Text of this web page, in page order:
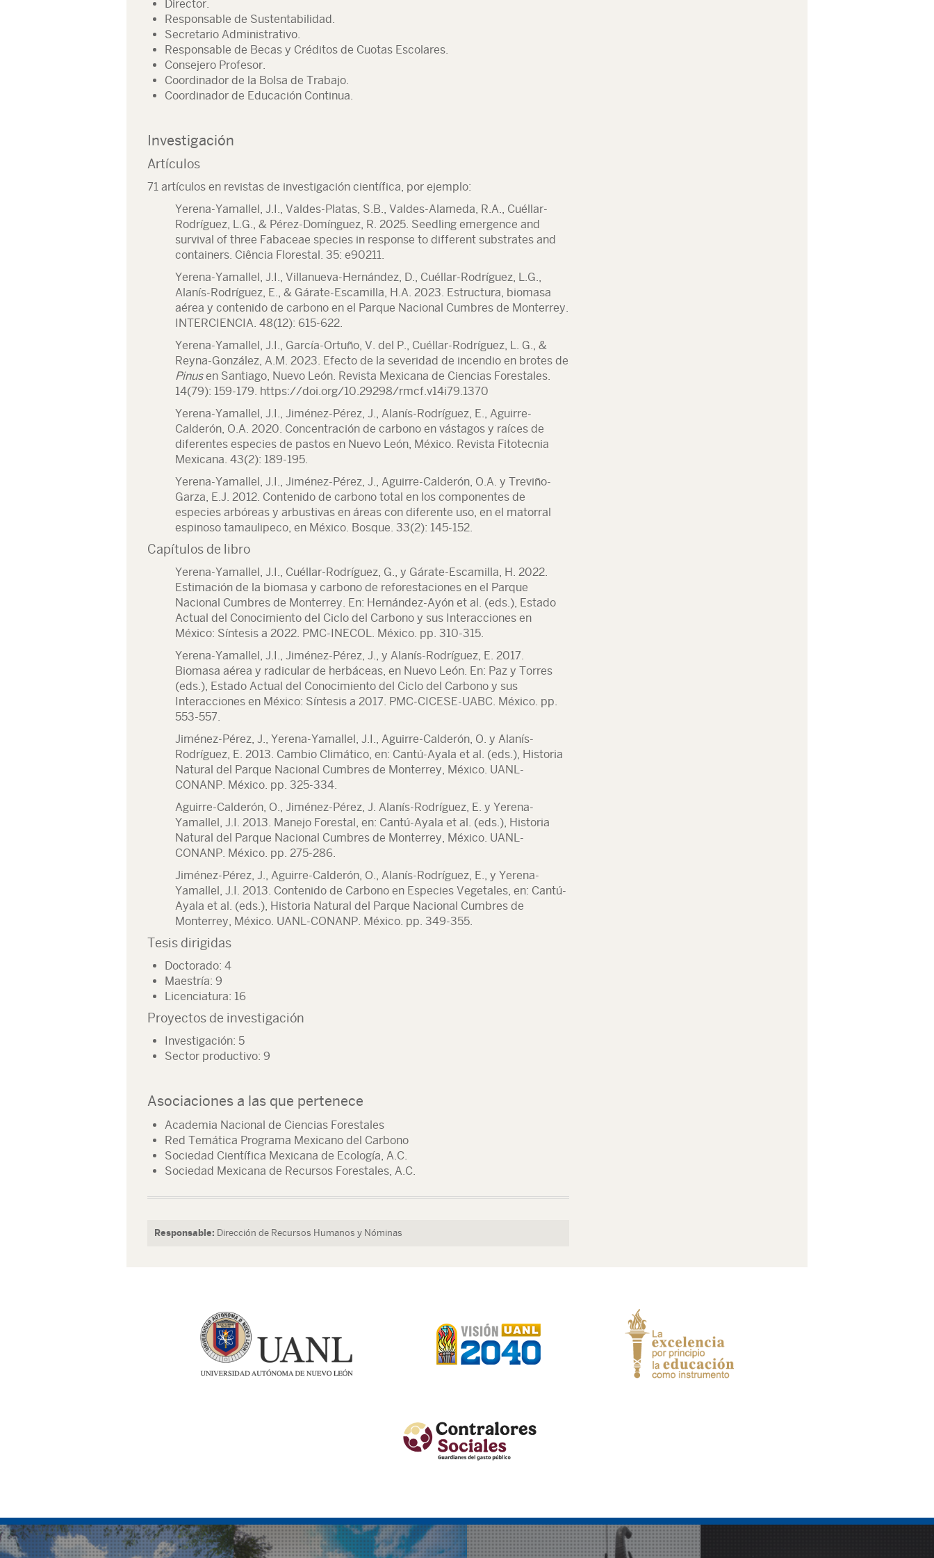
Director.
Responsable de Sustentabilidad.
Secretario Administrativo.
Responsable de Becas y Créditos de Cuotas Escolares.
Consejero Profesor.
Coordinador de la Bolsa de Trabajo.
Coordinador de Educación Continua.
Investigación
Artículos
71 artículos en revistas de investigación científica, por ejemplo:
Yerena-Yamallel, J.I., Valdes-Platas, S.B., Valdes-Alameda, R.A., Cuéllar-
Rodríguez, L.G., & Pérez-Domínguez, R. 2025. Seedling emergence and
survival of three Fabaceae species in response to different substrates and
containers. Ciência Florestal. 35: e90211.
Yerena-Yamallel, J.I., Villanueva-Hernández, D., Cuéllar-Rodríguez, L.G.,
Alanís-Rodríguez, E., & Gárate-Escamilla, H.A. 2023. Estructura, biomasa
aérea y contenido de carbono en el Parque Nacional Cumbres de Monterrey.
INTERCIENCIA. 48(12): 615-622.
Yerena-Yamallel, J.I., García-Ortuño, V. del P., Cuéllar-Rodríguez, L. G., &
Reyna-González, A.M. 2023. Efecto de la severidad de incendio en brotes de
Pinusen Santiago, Nuevo León. Revista Mexicana de Ciencias Forestales.
14(79): 159-179. https://doi.org/10.29298/rmcf.v14i79.1370
Yerena-Yamallel, J.I., Jiménez-Pérez, J., Alanís-Rodríguez, E., Aguirre-
Calderón, O.A. 2020. Concentración de carbono en vástagos y raíces de
diferentes especies de pastos en Nuevo León, México. Revista Fitotecnia
Mexicana. 43(2): 189-195.
Yerena-Yamallel, J.I., Jiménez-Pérez, J., Aguirre-Calderón, O.A. y Treviño-
Garza, E.J. 2012. Contenido de carbono total en los componentes de
especies arbóreas y arbustivas en áreas con diferente uso, en el matorral
espinoso tamaulipeco, en México. Bosque. 33(2): 145-152.
Capítulos de libro
Yerena-Yamallel, J.I., Cuéllar-Rodríguez, G., y Gárate-Escamilla, H. 2022.
Estimación de la biomasa y carbono de reforestaciones en el Parque
Nacional Cumbres de Monterrey. En: Hernández-Ayón et al. (eds.), Estado
Actual del Conocimiento del Ciclo del Carbono y sus Interacciones en
México: Síntesis a 2022. PMC-INECOL. México. pp. 310-315.
Yerena-Yamallel, J.I., Jiménez-Pérez, J., y Alanís-Rodríguez, E. 2017.
Biomasa aérea y radicular de herbáceas, en Nuevo León. En: Paz y Torres
(eds.), Estado Actual del Conocimiento del Ciclo del Carbono y sus
Interacciones en México: Síntesis a 2017. PMC-CICESE-UABC. México. pp.
553-557.
Jiménez-Pérez, J., Yerena-Yamallel, J.I., Aguirre-Calderón, O. y Alanís-
Rodríguez, E. 2013. Cambio Climático, en: Cantú-Ayala et al. (eds.), Historia
Natural del Parque Nacional Cumbres de Monterrey, México. UANL-
CONANP. México. pp. 325-334.
Aguirre-Calderón, O., Jiménez-Pérez, J. Alanís-Rodríguez, E. y Yerena-
Yamallel, J.I. 2013. Manejo Forestal, en: Cantú-Ayala et al. (eds.), Historia
Natural del Parque Nacional Cumbres de Monterrey, México. UANL-
CONANP. México. pp. 275-286.
Jiménez-Pérez, J., Aguirre-Calderón, O., Alanís-Rodríguez, E., y Yerena-
Yamallel, J.I. 2013. Contenido de Carbono en Especies Vegetales, en: Cantú-
Ayala et al. (eds.), Historia Natural del Parque Nacional Cumbres de
Monterrey, México. UANL-CONANP. México. pp. 349-355.
Tesis dirigidas
Doctorado: 4
Maestría: 9
Licenciatura: 16
Proyectos de investigación
Investigación: 5
Sector productivo: 9
Asociaciones a las que pertenece
Academia Nacional de Ciencias Forestales
Red Temática Programa Mexicano del Carbono
Sociedad Científica Mexicana de Ecología, A.C.
Sociedad Mexicana de Recursos Forestales, A.C.
Responsable: Dirección de Recursos Humanos y Nóminas